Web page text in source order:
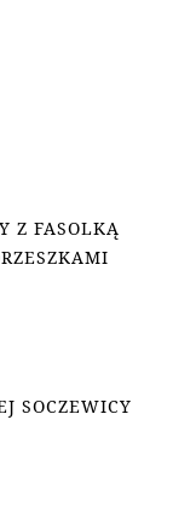
Z FASOLKĄ
SOCZEWICY